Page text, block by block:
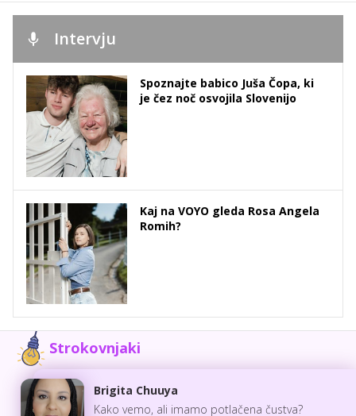
Intervju
Spoznajte babico Juša Čopa, ki
je čez noč osvojila Slovenijo
Kaj na VOYO gleda Rosa Angela
Romih?
Strokovnjaki
Brigita Chuuya
Kako vemo, ali imamo potlačena čustva?